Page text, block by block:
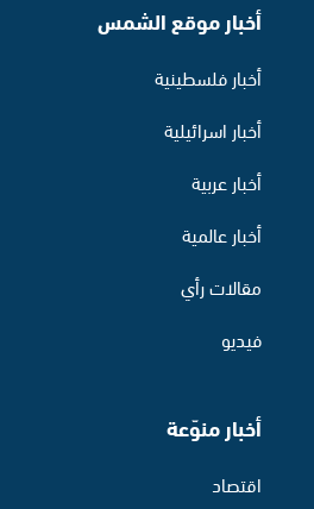
أخبار موقع الشمس
أخبار فلسطينية
أخبار اسرائيلية
أخبار عربية
أخبار عالمية
مقالات رأي
فيديو
أخبار منوّعة
اقتصاد